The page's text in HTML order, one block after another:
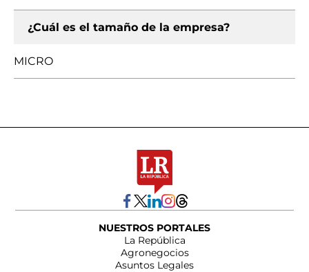
¿Cuál es el tamaño de la empresa?
MICRO
NUESTROS PORTALES
La República
Agronegocios
Asuntos Legales